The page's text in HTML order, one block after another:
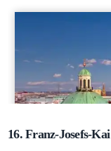
16.Franz-Josefs-Kai